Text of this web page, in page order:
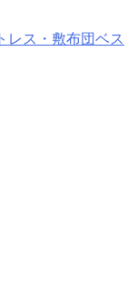
レス・敷布団ベス